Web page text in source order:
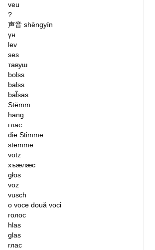
veu
?
声音shēngyīn
үн
lev
ses
тавуш
bolss
balss
bal̃sas
Stëmm
hang
глас
die Stimme
stemme
votz
хъӕлӕс
głos
voz
vusch
o vocedouă voci
голос
hlas
glas
глас